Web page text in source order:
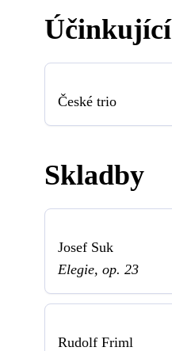
Účinkující
České trio
Skladby
Josef Suk
Elegie, op. 23
Rudolf Friml